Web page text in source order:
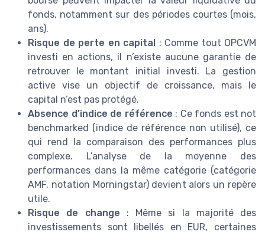
fonds, notamment sur des périodes courtes (mois,
ans).
Risque de perte en capital : Comme tout OPCVM
investi en actions, il n’existe aucune garantie de
retrouver le montant initial investi. La gestion
active vise un objectif de croissance, mais le
capital n’est pas protégé.
Absence d’indice de référence : Ce fonds est not
benchmarked (indice de référence non utilisé), ce
qui rend la comparaison des performances plus
complexe. L’analyse de la moyenne des
performances dans la même catégorie (catégorie
AMF, notation Morningstar) devient alors un repère
utile.
Risque de change : Même si la majorité des
investissements sont libellés en EUR, certaines